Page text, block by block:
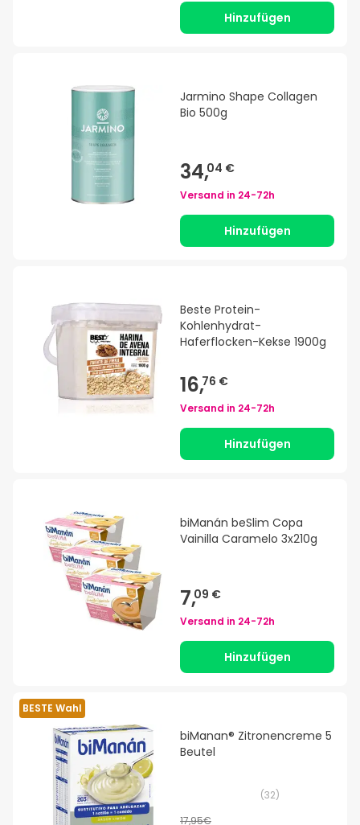
Hinzufügen
Jarmino Shape Collagen
Bio 500g
34,04 €
Versand in 24-72h
Hinzufügen
Beste Protein-
Kohlenhydrat-
Haferflocken-Kekse 1900g
16,76 €
Versand in 24-72h
Hinzufügen
biManán beSlim Copa
Vainilla Caramelo 3x210g
7,09 €
Versand in 24-72h
Hinzufügen
BESTE Wahl
biManan® Zitronencreme 5
Beutel
(32)
17,95€